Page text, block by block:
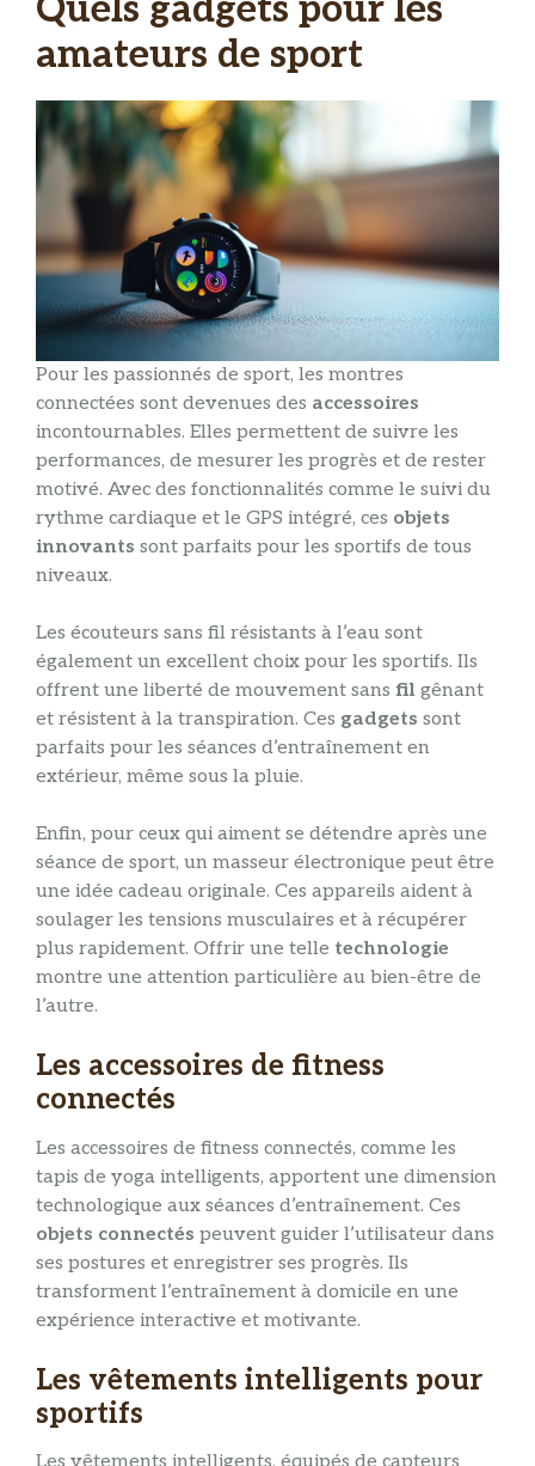
Quels gadgets pour les
amateurs de sport
Pour les passionnés de sport, les montres
connectées sont devenues des accessoires
incontournables. Elles permettent de suivre les
performances, de mesurer les progrès et de rester
motivé. Avec des fonctionnalités comme le suivi du
rythme cardiaque et le GPS intégré, ces objets
innovants sont parfaits pour les sportifs de tous
niveaux.
Les écouteurs sans fil résistants à l’eau sont
également un excellent choix pour les sportifs. Ils
offrent une liberté de mouvement sans fil gênant
et résistent à la transpiration. Ces gadgets sont
parfaits pour les séances d’entraînement en
extérieur, même sous la pluie.
Enfin, pour ceux qui aiment se détendre après une
séance de sport, un masseur électronique peut être
une idée cadeau originale. Ces appareils aident à
soulager les tensions musculaires et à récupérer
plus rapidement. Offrir une telle technologie
montre une attention particulière au bien-être de
l’autre.
Les accessoires de fitness
connectés
Les accessoires de fitness connectés, comme les
tapis de yoga intelligents, apportent une dimension
technologique aux séances d’entraînement. Ces
objets connectés peuvent guider l’utilisateur dans
ses postures et enregistrer ses progrès. Ils
transforment l’entraînement à domicile en une
expérience interactive et motivante.
Les vêtements intelligents pour
sportifs